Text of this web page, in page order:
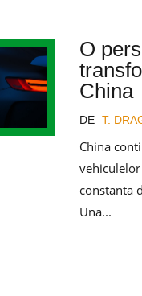
O
China
DE T.
China
constanta
Una...